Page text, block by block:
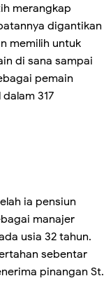
merangkap
digantikan
memilih untuk
di sana sampai
pemain
317
ia pensiun
manajer
usia 32 tahun.
sebentar
pinangan St.